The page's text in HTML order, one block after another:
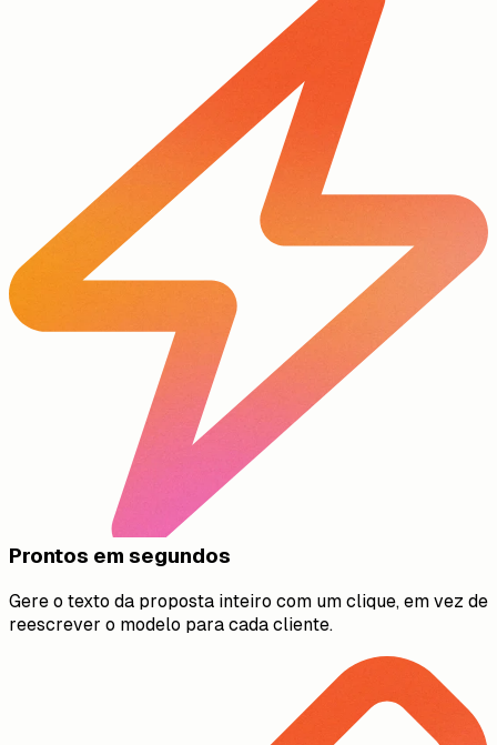
Prontos em segundos
Gere o texto da proposta inteiro com um clique, em vez de
reescrever o modelo para cada cliente.